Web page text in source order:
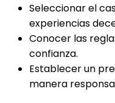
Seleccionar el
experiencias
Conocer las
confianza.
Establecer un
manera